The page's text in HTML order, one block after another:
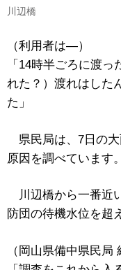
川辺橋
（利用者は―）
「14時半ごろに渡
れた？）渡れはした
た」
県民局は、7日の大
原因を調べています。
川辺橋から一番近
防団の待機水位を超
（岡山県備中県民局